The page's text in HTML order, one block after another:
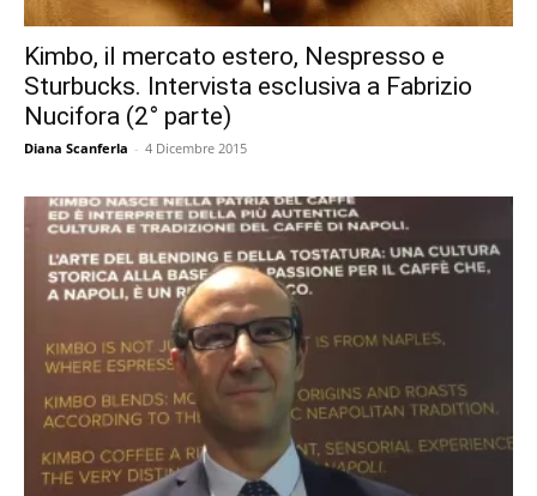
Kimbo, il mercato estero, Nespresso e
Sturbucks. Intervista esclusiva a Fabrizio
Nucifora (2° parte)
Diana Scanferla - 4 Dicembre 2015